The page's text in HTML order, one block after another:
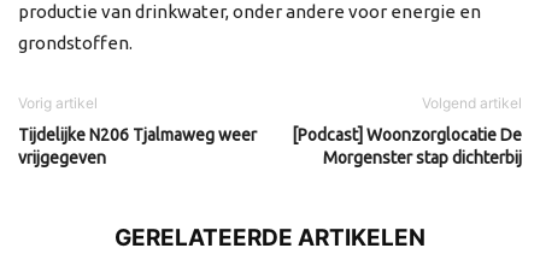
productie van drinkwater, onder andere voor energie en
grondstoffen.
Vorig artikel
Tijdelijke N206 Tjalmaweg weer
vrijgegeven
Volgend artikel
[Podcast] Woonzorglocatie De
Morgenster stap dichterbij
GERELATEERDE ARTIKELEN